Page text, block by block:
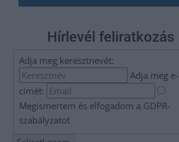
Hírlevél feliratkozás
Adja meg keresztnevét:
Adja meg
címét:
Megismertem és elfogadom a GDPR-
szabályzatot